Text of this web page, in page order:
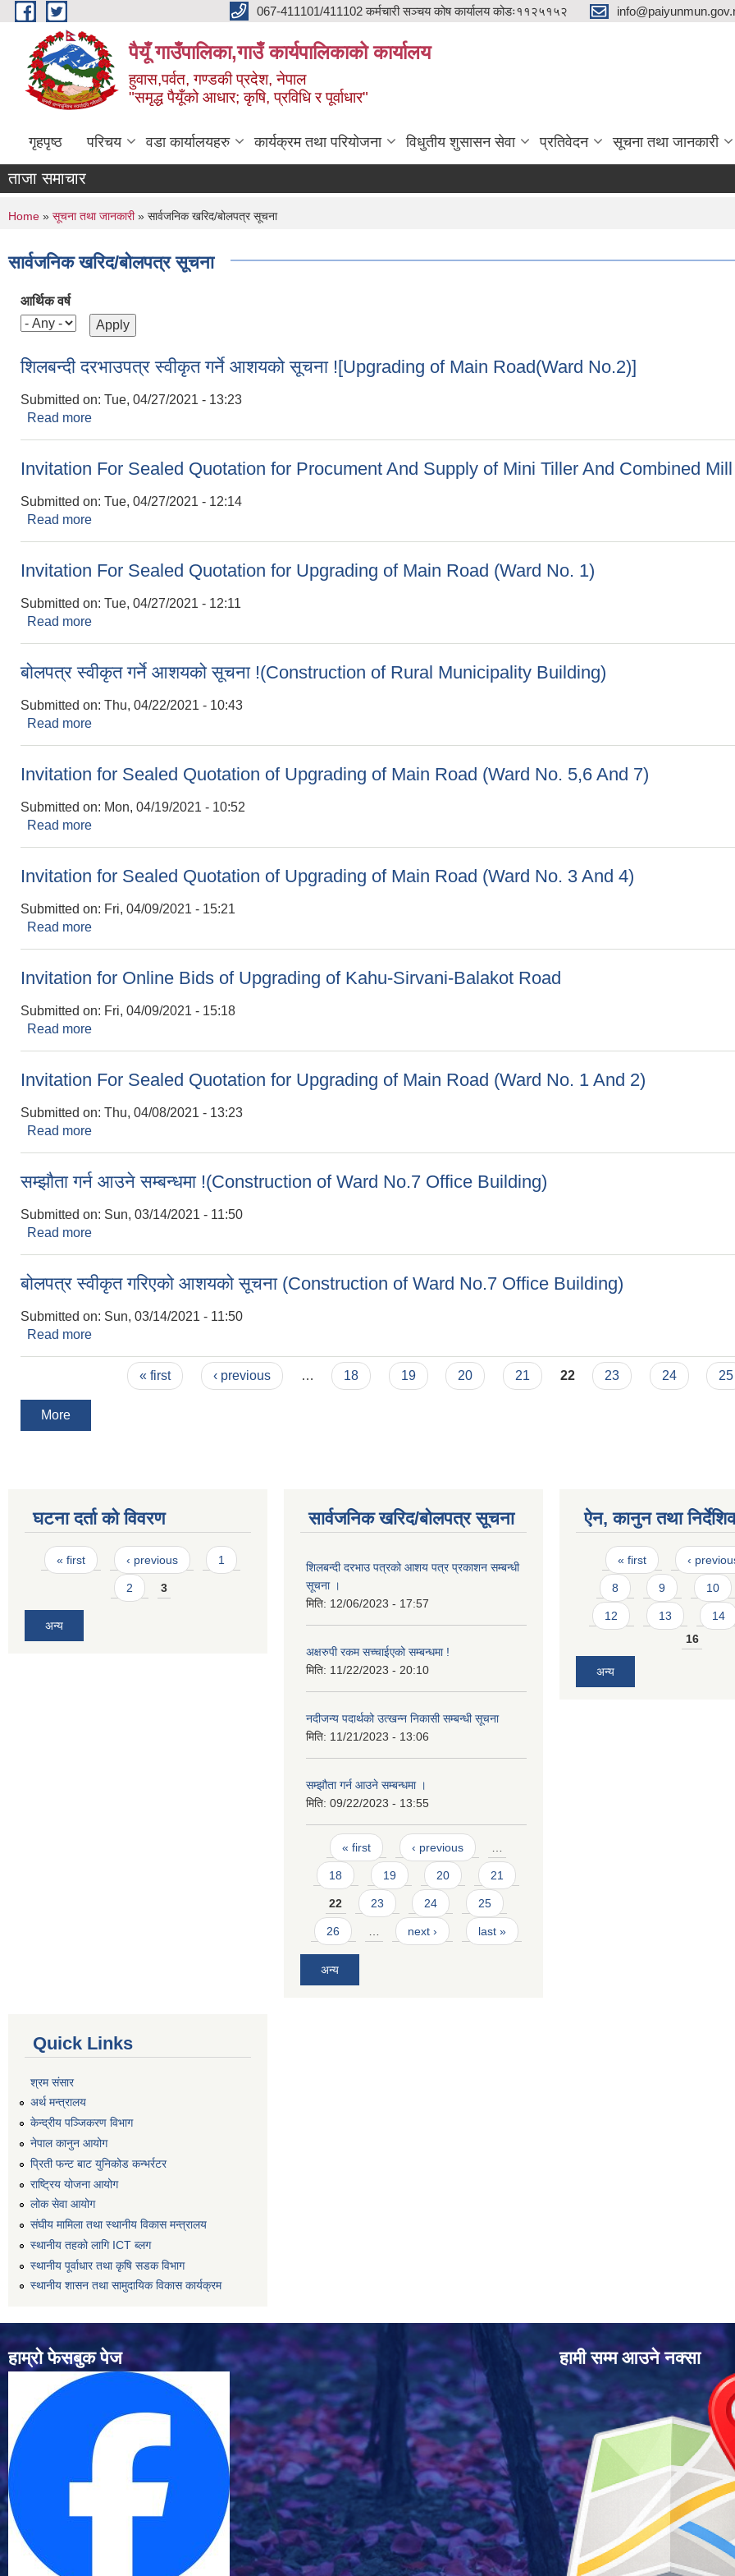
Skip to main content 067-411101/411102 कर्मचारी सञ्चय कोष कार्यालय कोडः११२५१५२
पैयूँ गाउँपालिका,गाउँ कार्यपालिकाको कार्यालय
हुवास,पर्वत, गण्डकी प्रदेश, नेपाल
"समृद्ध पैयूँको आधार; कृषि, प्रविधि र पूर्वाधार"
गृहपृष्ठ परिचय वडा कार्यालयहरु कार्यक्रम तथा परियोजना विधुतीय शुसासन सेवा प्रतिवेदन सूचना तथा जानकारी
ताजा समाचार
You are here
Home » सूचना तथा जानकारी» सार्वजनिक खरिद/बोलपत्र सूचना
सार्वजनिक खरिद/बोलपत्र सूचना
आर्थिक वर्ष
शिलबन्दी दरभाउपत्र स्वीकृत गर्ने आशयको सूचना ![Upgrading of Main Road(Ward No.2)]
Submitted on: Tue, 04/27/2021 - 13:23
Read more
Invitation For Sealed Quotation for Procument And Supply of Mini Tiller And Combined Mill
Submitted on: Tue, 04/27/2021 - 12:14
Read more
Invitation For Sealed Quotation for Upgrading of Main Road (Ward No. 1)
Submitted on: Tue, 04/27/2021 - 12:11
Read more
बोलपत्र स्वीकृत गर्ने आशयको सूचना !(Construction of Rural Municipality Building)
Submitted on: Thu, 04/22/2021 - 10:43
Read more
Invitation for Sealed Quotation of Upgrading of Main Road (Ward No. 5,6 And 7)
Submitted on: Mon, 04/19/2021 - 10:52
Read more
Invitation for Sealed Quotation of Upgrading of Main Road (Ward No. 3 And 4)
Submitted on: Fri, 04/09/2021 - 15:21
Read more
Invitation for Online Bids of Upgrading of Kahu-Sirvani-Balakot Road
Submitted on: Fri, 04/09/2021 - 15:18
Read more
Invitation For Sealed Quotation for Upgrading of Main Road (Ward No. 1 And 2)
Submitted on: Thu, 04/08/2021 - 13:23
Read more
सम्झौता गर्न आउने सम्बन्धमा !(Construction of Ward No.7 Office Building)
Submitted on: Sun, 03/14/2021 - 11:50
Read more
बोलपत्र स्वीकृत गरिएको आशयको सूचना (Construction of Ward No.7 Office Building)
Submitted on: Sun, 03/14/2021 - 11:50
Read more
« first ‹ previous … 18 19 20 21 22 23 24 25
More
घटना दर्ता को विवरण
Pages
« first ‹ previous 1
2 3
अन्य
सार्वजनिक खरिद/बोलपत्र सूचना
शिलबन्दी दरभाउ पत्रको आशय पत्र प्रकाशन सम्बन्धी
सूचना ।
मिति: 12/06/2023 - 17:57
अक्षरुपी रकम सच्चाईएको सम्बन्धमा !
मिति: 11/22/2023 - 20:10
नदीजन्य पदार्थको उत्खन्न निकासी सम्बन्धी सूचना
मिति: 11/21/2023 - 13:06
सम्झौता गर्न आउने सम्बन्धमा ।
मिति: 09/22/2023 - 13:55
Pages
« first ‹ previous …
18 19 20 21
22 23 24 25
26 … next › last »
अन्य
ऐन, कानुन तथा
Pages
« first ‹
8 9 10
12 13 14
16
अन्य
Quick Links
श्रम संसार
अर्थ मन्त्रालय
केन्द्रीय पञ्जिकरण विभाग
नेपाल कानुन आयोग
प्रिती फन्ट बाट युनिकोड कन्भर्रटर
राष्ट्रिय योजना आयोग
लोक सेवा आयोग
संघीय मामिला तथा स्थानीय विकास मन्त्रालय
स्थानीय तहको लागि ICT ब्लग
स्थानीय पूर्वाधार तथा कृषि सडक विभाग
स्थानीय शासन तथा सामुदायिक विकास कार्यक्रम
हाम्रो फेसबुक पेज हामी सम्म आउने नक्सा